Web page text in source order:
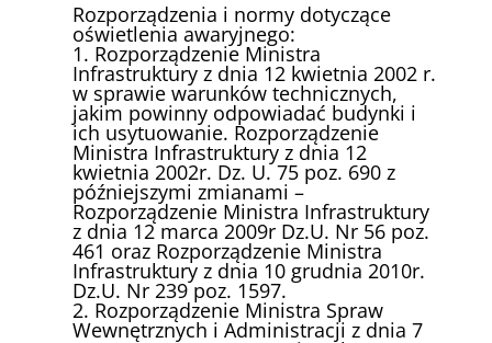
Rozporządzenia i normy dotyczące
oświetlenia awaryjnego:
1. Rozporządzenie Ministra
Infrastruktury z dnia 12 kwietnia 2002 r.
w sprawie warunków technicznych,
jakim powinny odpowiadać budynki i
ich usytuowanie. Rozporządzenie
Ministra Infrastruktury z dnia 12
kwietnia 2002r. Dz. U. 75 poz. 690 z
późniejszymi zmianami –
Rozporządzenie Ministra Infrastruktury
z dnia 12 marca 2009r Dz.U. Nr 56 poz.
461 oraz Rozporządzenie Ministra
Infrastruktury z dnia 10 grudnia 2010r.
Dz.U. Nr 239 poz. 1597.
2. Rozporządzenie Ministra Spraw
Wewnętrznych i Administracji z dnia 7